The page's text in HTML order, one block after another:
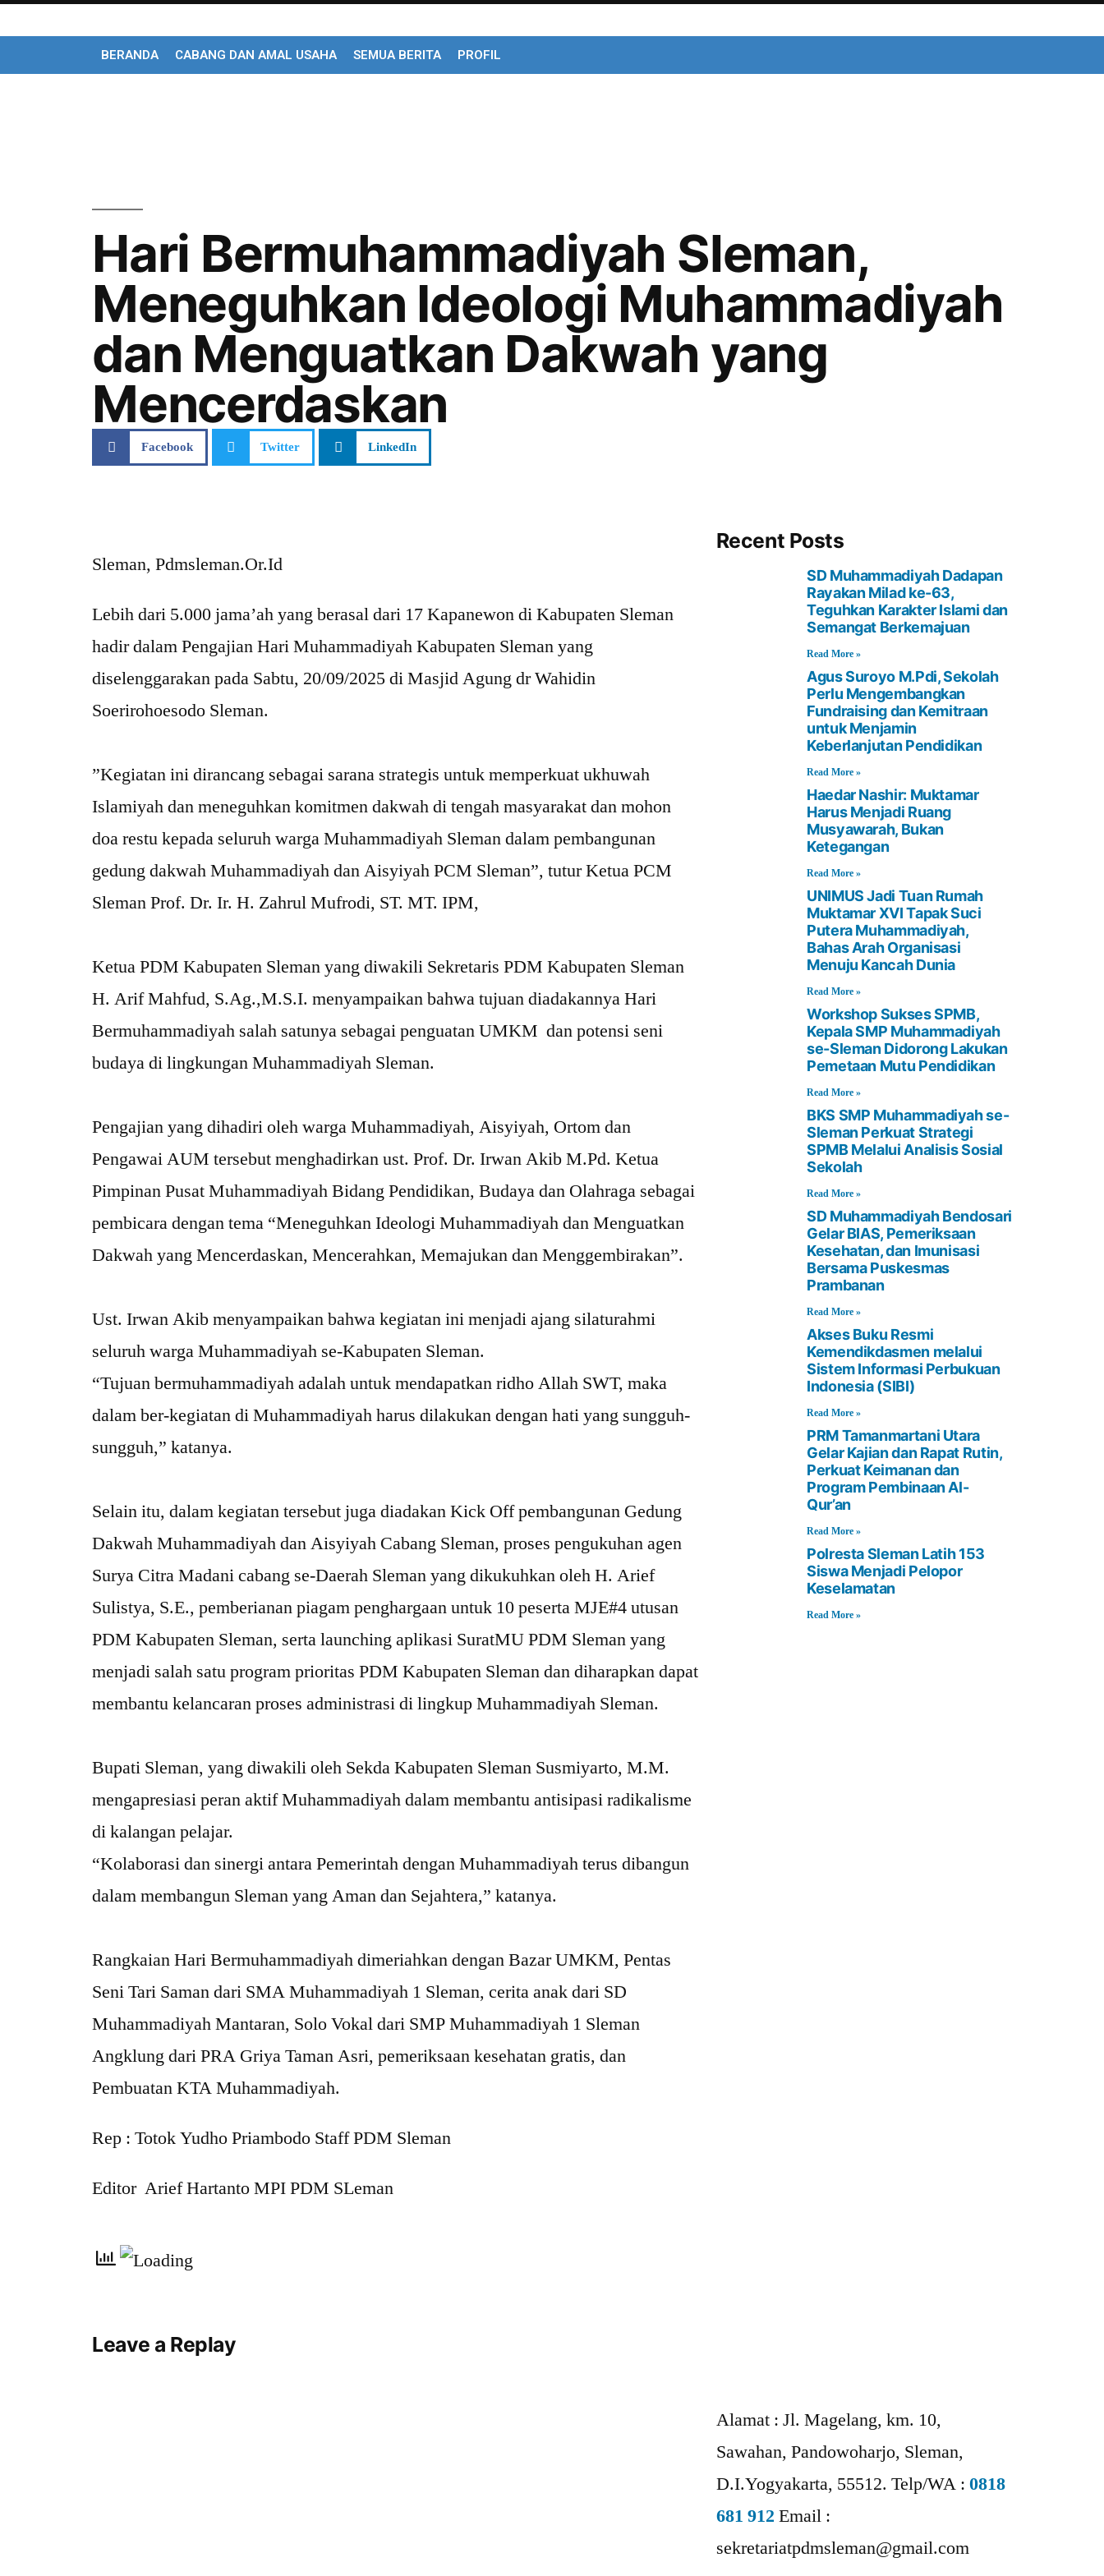
BERANDA CABANG DAN AMAL USAHA SEMUA BERITA PROFIL
Hari Bermuhammadiyah Sleman,
Meneguhkan Ideologi Muhammadiyah
dan Menguatkan Dakwah yang
Mencerdaskan
Facebook Twitter LinkedIn
Sleman, Pdmsleman.Or.Id
Lebih dari 5.000 jama’ah yang berasal dari 17 Kapanewon di Kabupaten Sleman
hadir dalam Pengajian Hari Muhammadiyah Kabupaten Sleman yang
diselenggarakan pada Sabtu, 20/09/2025 di Masjid Agung dr Wahidin
Soerirohoesodo Sleman.
‎”Kegiatan ini dirancang sebagai sarana strategis untuk memperkuat ukhuwah
Islamiyah dan meneguhkan komitmen dakwah di tengah masyarakat dan mohon
doa restu kepada seluruh warga Muhammadiyah Sleman dalam pembangunan
gedung dakwah Muhammadiyah dan Aisyiyah PCM Sleman”, tutur Ketua PCM
Sleman Prof. Dr. Ir. H. Zahrul Mufrodi, ST. MT. IPM,
‎Ketua PDM Kabupaten Sleman yang diwakili Sekretaris PDM Kabupaten Sleman
H. Arif Mahfud, S.Ag.,M.S.I. menyampaikan bahwa tujuan diadakannya Hari
Bermuhammadiyah salah satunya sebagai penguatan UMKM dan potensi seni
budaya di lingkungan Muhammadiyah Sleman.
‎Pengajian yang dihadiri oleh warga Muhammadiyah, Aisyiyah, Ortom dan
Pengawai AUM tersebut menghadirkan ust. Prof. Dr. Irwan Akib M.Pd. Ketua
Pimpinan Pusat Muhammadiyah Bidang Pendidikan, Budaya dan Olahraga sebagai
pembicara dengan tema “Meneguhkan Ideologi Muhammadiyah dan Menguatkan
Dakwah yang Mencerdaskan, Mencerahkan, Memajukan dan Menggembirakan”.
‎Ust. Irwan Akib menyampaikan bahwa kegiatan ini menjadi ajang silaturahmi
seluruh warga Muhammadiyah se-Kabupaten Sleman.
‎“Tujuan bermuhammadiyah adalah untuk mendapatkan ridho Allah SWT, maka
dalam ber-kegiatan di Muhammadiyah harus dilakukan dengan hati yang sungguh-
sungguh,” katanya.
‎Selain itu, dalam kegiatan tersebut juga diadakan Kick Off pembangunan Gedung
Dakwah Muhammadiyah dan Aisyiyah Cabang Sleman, proses pengukuhan agen
Surya Citra Madani cabang se-Daerah Sleman yang dikukuhkan oleh H. Arief
Sulistya, S.E., pemberianan piagam penghargaan untuk 10 peserta MJE#4 utusan
PDM Kabupaten Sleman, serta launching aplikasi SuratMU PDM Sleman yang
menjadi salah satu program prioritas PDM Kabupaten Sleman dan diharapkan dapat
membantu kelancaran proses administrasi di lingkup Muhammadiyah Sleman.
‎Bupati Sleman, yang diwakili oleh Sekda Kabupaten Sleman Susmiyarto, M.M.
mengapresiasi peran aktif Muhammadiyah dalam membantu antisipasi radikalisme
di kalangan pelajar.
‎“Kolaborasi dan sinergi antara Pemerintah dengan Muhammadiyah terus dibangun
dalam membangun Sleman yang Aman dan Sejahtera,” katanya.
‎Rangkaian Hari Bermuhammadiyah dimeriahkan dengan Bazar UMKM, Pentas
Seni Tari Saman dari SMA Muhammadiyah 1 Sleman, cerita anak dari SD
Muhammadiyah Mantaran, Solo Vokal dari SMP Muhammadiyah 1 Sleman
Angklung dari PRA Griya Taman Asri, pemeriksaan kesehatan gratis, dan
Pembuatan KTA Muhammadiyah.
Rep : Totok Yudho Priambodo Staff PDM Sleman
Editor Arief Hartanto MPI PDM SLeman
Leave a Replay
Recent Posts
SD Muhammadiyah Dadapan
Rayakan Milad ke-63,
Teguhkan Karakter Islami dan
Semangat Berkemajuan
Read More »
Agus Suroyo M.Pdi, Sekolah
Perlu Mengembangkan
Fundraising dan Kemitraan
untuk Menjamin
Keberlanjutan Pendidikan
Read More »
Haedar Nashir: Muktamar
Harus Menjadi Ruang
Musyawarah, Bukan
Ketegangan
Read More »
UNIMUS Jadi Tuan Rumah
Muktamar XVI Tapak Suci
Putera Muhammadiyah,
Bahas Arah Organisasi
Menuju Kancah Dunia
Read More »
Workshop Sukses SPMB,
Kepala SMP Muhammadiyah
se-Sleman Didorong Lakukan
Pemetaan Mutu Pendidikan
Read More »
BKS SMP Muhammadiyah se-
Sleman Perkuat Strategi
SPMB Melalui Analisis Sosial
Sekolah
Read More »
SD Muhammadiyah Bendosari
Gelar BIAS, Pemeriksaan
Kesehatan, dan Imunisasi
Bersama Puskesmas
Prambanan
Read More »
Akses Buku Resmi
Kemendikdasmen melalui
Sistem Informasi Perbukuan
Indonesia (SIBI)
Read More »
PRM Tamanmartani Utara
Gelar Kajian dan Rapat Rutin,
Perkuat Keimanan dan
Program Pembinaan Al-
Qur’an
Read More »
Polresta Sleman Latih 153
Siswa Menjadi Pelopor
Keselamatan
Read More »
Alamat : Jl. Magelang, km. 10,
Sawahan, Pandowoharjo, Sleman,
D.I.Yogyakarta, 55512. Telp/WA : 0818
681 912 Email :
sekretariatpdmsleman@gmail.com